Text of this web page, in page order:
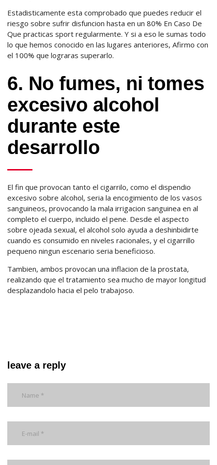
Estadisticamente esta comprobado que puedes reducir el
riesgo sobre sufrir disfuncion hasta en un 80% En Caso De
Que practicas sport regularmente. Y si a eso le sumas todo
lo que hemos conocido en las lugares anteriores, Afirmo con
el 100% que lograras superarlo.
6. No fumes, ni tomes
excesivo alcohol
durante este
desarrollo
El fin que provocan tanto el cigarrilo, como el dispendio
excesivo sobre alcohol, seria la encogimiento de los vasos
sanguineos, provocando la mala irrigacion sanguinea en al
completo el cuerpo, incluido el pene. Desde el aspecto
sobre ojeada sexual, el alcohol solo ayuda a deshinbidirte
cuando es consumido en niveles racionales, y el cigarrillo
pequeno ningun escenario seria beneficioso.
Tambien, ambos provocan una inflacion de la prostata,
realizando que el tratamiento sea mucho de mayor longitud
desplazandolo hacia el pelo trabajoso.
leave a reply